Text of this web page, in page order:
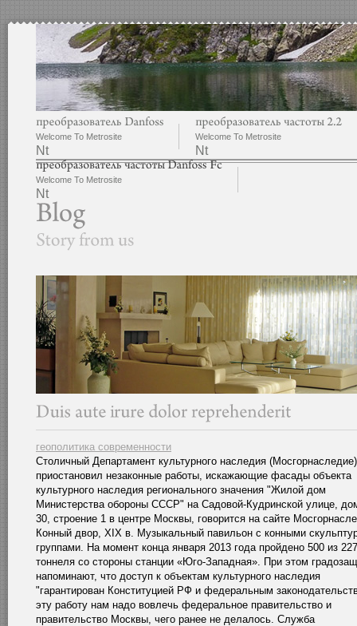
Welcome To Metrosite
Nt
Welcome To Metrosite
Nt
Welcome To Metrosite
Nt
геополитика современности
Столичный Департамент культурного наследия (Мосгорнаследие)
приостановил незаконные работы, искажающие фасады объекта
культурного наследия регионального значения "Жилой дом
Министерства обороны СССР" на Садовой-Кудринской улице,
30, строение 1 в центре Москвы, говорится на сайте
Конный двор, ХIХ в. Музыкальный павильон с конными
группами. На момент конца января 2013 года пройдено 500 из
тоннеля со стороны станции «Юго-Западная». При этом
напоминают, что доступ к объектам культурного наследия
"гарантирован Конституцией РФ и федеральным
эту работу нам надо вовлечь федеральное правительство и
правительство Москвы, чего ранее не делалось. Служба